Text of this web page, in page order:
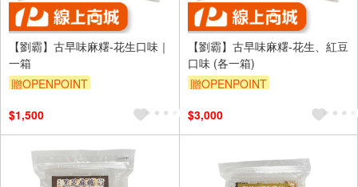
【劉霸】古早味麻糬-花生口味｜
一箱
贈OPENPOINT
$1,500
【劉霸】古早味麻糬-花生、紅豆
口味 (各一箱)
贈OPENPOINT
$3,000